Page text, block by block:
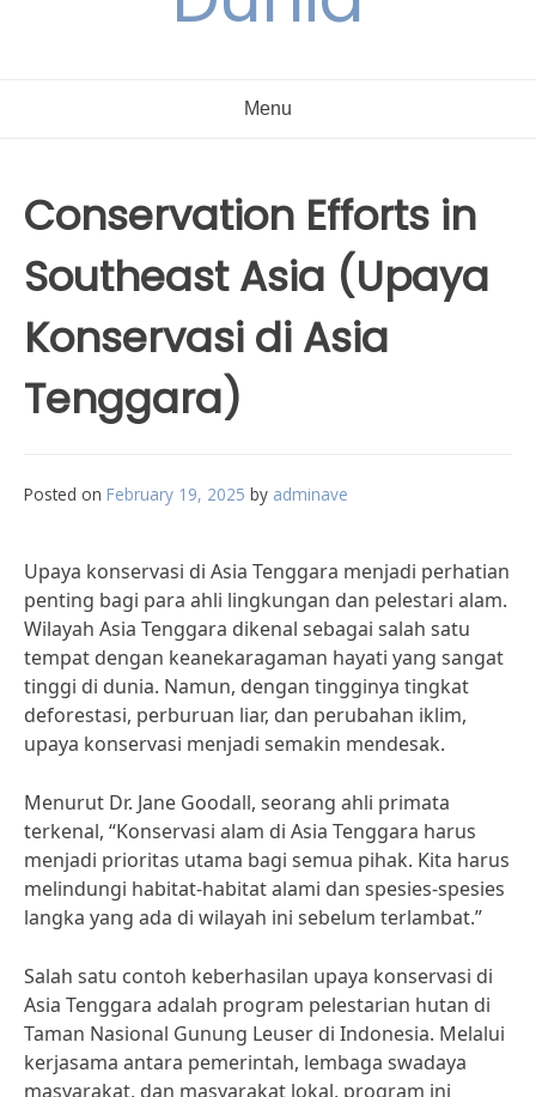
Menu
Conservation Efforts in
Southeast Asia (Upaya
Konservasi di Asia
Tenggara)
Posted on February 19, 2025 by adminave
Upaya konservasi di Asia Tenggara menjadi perhatian
penting bagi para ahli lingkungan dan pelestari alam.
Wilayah Asia Tenggara dikenal sebagai salah satu
tempat dengan keanekaragaman hayati yang sangat
tinggi di dunia. Namun, dengan tingginya tingkat
deforestasi, perburuan liar, dan perubahan iklim,
upaya konservasi menjadi semakin mendesak.
Menurut Dr. Jane Goodall, seorang ahli primata
terkenal, “Konservasi alam di Asia Tenggara harus
menjadi prioritas utama bagi semua pihak. Kita harus
melindungi habitat-habitat alami dan spesies-spesies
langka yang ada di wilayah ini sebelum terlambat.”
Salah satu contoh keberhasilan upaya konservasi di
Asia Tenggara adalah program pelestarian hutan di
Taman Nasional Gunung Leuser di Indonesia. Melalui
kerjasama antara pemerintah, lembaga swadaya
masyarakat, dan masyarakat lokal, program ini